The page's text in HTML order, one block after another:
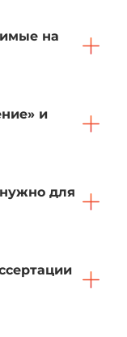
на
и
для